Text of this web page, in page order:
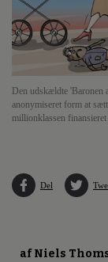
Den udskældte 'Baronen
anonymiseret form at
millionklassen
Del
af Niels